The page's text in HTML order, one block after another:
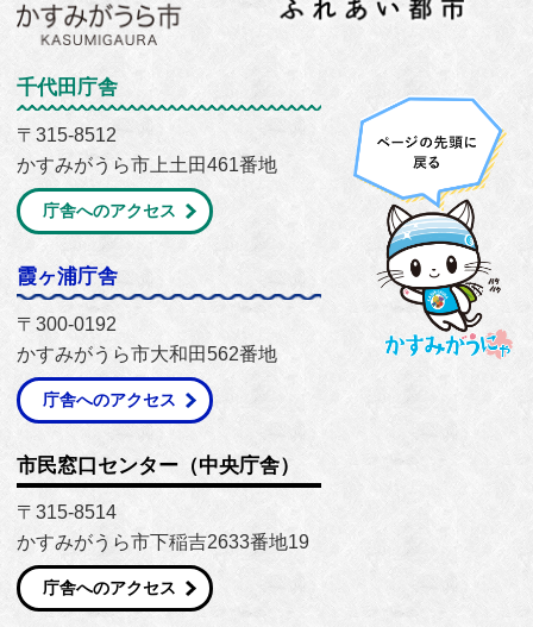
千代田庁舎
〒315-8512
かすみがうら市上土田461番地
庁舎へのアクセス
霞ヶ浦庁舎
〒300-0192
かすみがうら市大和田562番地
庁舎へのアクセス
市民窓口センター（中央庁舎）
〒315-8514
かすみがうら市下稲吉2633番地19
庁舎へのアクセス